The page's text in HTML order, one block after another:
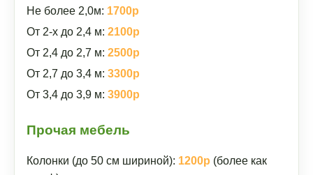
Не более 2,0м: 1700р
От 2-х до 2,4 м: 2100р
От 2,4 до 2,7 м: 2500р
От 2,7 до 3,4 м: 3300р
От 3,4 до 3,9 м: 3900р
Прочая мебель
Колонки (до 50 см шириной): 1200р (более как